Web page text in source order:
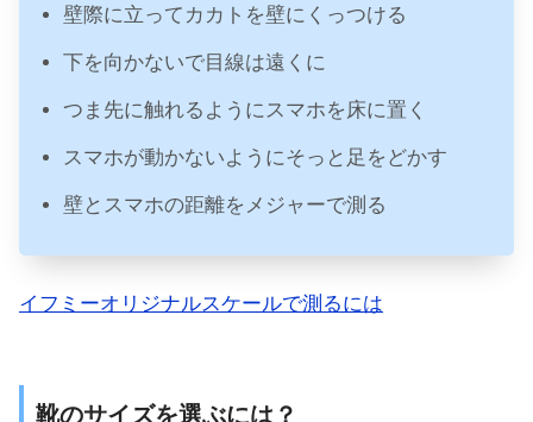
壁際に立ってカカトを壁にくっつける
下を向かないで目線は遠くに
つま先に触れるようにスマホを床に置く
スマホが動かないようにそっと足をどかす
壁とスマホの距離をメジャーで測る
イフミーオリジナルスケールで測るには
靴のサイズを選ぶには？